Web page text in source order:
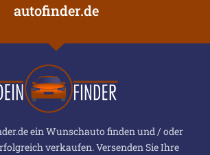
autofinder.de
ein Wunschauto finden und / oder
verkaufen. Versenden Sie Ihre